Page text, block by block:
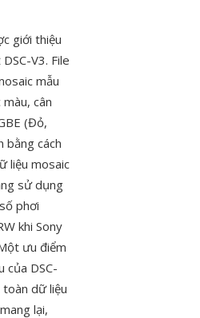
giới thiệu
V3. File
mẫu
cân
(Đỏ,
bằng cách
liệu mosaic
sử dụng
phơi
khi Sony
ưu điểm
của DSC-
dữ liệu
lại,